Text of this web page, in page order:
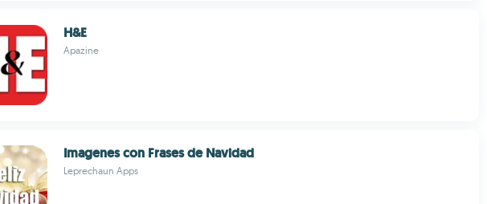
H&E
Apazine
Imagenes con Frases de Navidad
Leprechaun Apps